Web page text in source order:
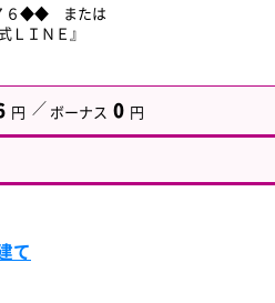
６◆◆ または
ＬＩＮＥ』
円 ボーナス 0 円
て